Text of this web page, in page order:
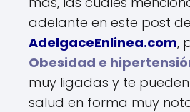
adelante en este post de
AdelgaceEnlinea.com,
Obesidad e
muy ligadas y te
salud en forma muy